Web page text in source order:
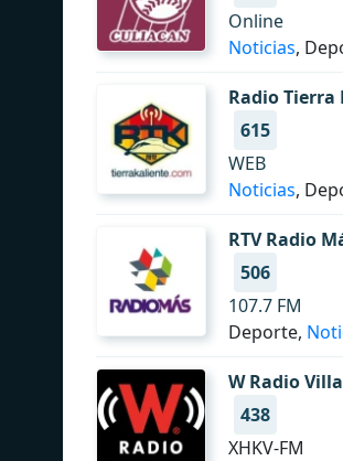
Online
Noticias,
Radio Tierra
615
WEB
Noticias,
RTV Radio
506
107.7 FM
Deporte,
W Radio
438
XHKV-FM